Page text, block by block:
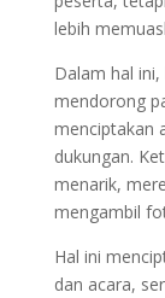
lebih
Dalam hal
mendorong
menciptakan
dukungan.
menarik,
mengambil
Hal ini
dan acara,